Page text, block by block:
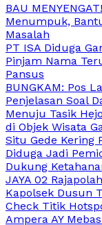
BAU
Menumpuk,
Masalah
PT ISA Diduga
Pinjam Nama
Pansus
BUNGKAM: Pos
Penjelasan Soal
Menuju Tasik
di Objek Wisata
Situ Gede Kering
Diduga Jadi
Dukung
JAYA 02
Kapolsek Dusun
Check Titik
Ampera AY